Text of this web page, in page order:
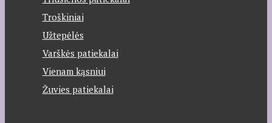
Troškiniai
Užtepėlės
Varškės patiekalai
Vienam kąsniui
Žuvies patiekalai